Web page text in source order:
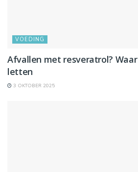
VOEDING
Afvallen met resveratrol?
letten
3 OKTOBER 2025